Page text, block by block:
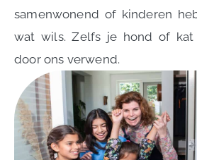
samenwonend of kinderen
wat wils. Zelfs je hond of
door ons verwend.